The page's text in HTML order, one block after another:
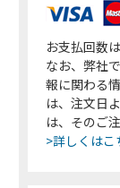
お支払回数
なお、弊社
報に関わる
は、注文日
は、そのご
>詳しくはこ